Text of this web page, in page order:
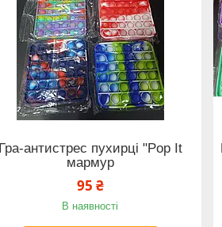
Гра-антистрес пухирці "Pop It
мармур
95 ₴
В наявності